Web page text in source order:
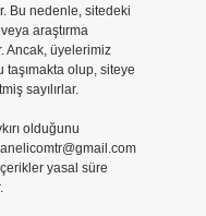
Bu nedenle, sitedeki
araştırma
Ancak, üyelerimiz
taşımakta olup, siteye
sayılırlar.
olduğunu
yasal süre